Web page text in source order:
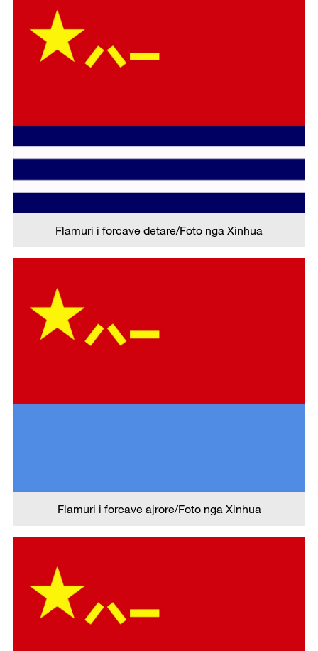
Flamuri i forcave detare/Foto nga Xinhua
Flamuri i forcave ajrore/Foto nga Xinhua